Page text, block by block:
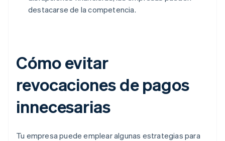
destacarse de la competencia.
Cómo evitar
revocaciones de pagos
innecesarias
Tu empresa puede emplear algunas estrategias para